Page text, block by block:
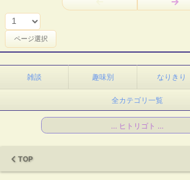
雑談 趣味別 なりきり
全カテゴリ一覧
… ヒトリゴト …
TOP